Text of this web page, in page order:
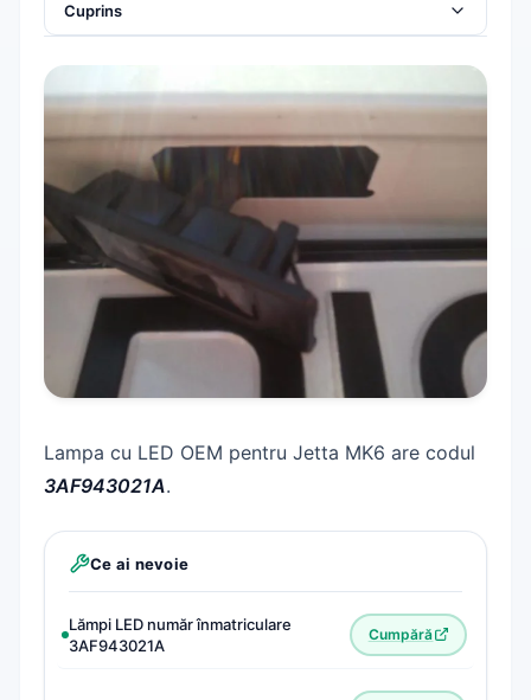
Cuprins
Montare lămpi cu LED
Codare pentru eliminarea erorii de bec ars
Sursa tutorial
Vezi și
Lampa cu LED OEM pentru Jetta MK6 are codul
3AF943021A.
Ce ai nevoie
Lămpi LED număr înmatriculare
3AF943021A
Cumpără